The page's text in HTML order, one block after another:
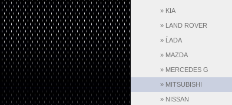
» KIA
» LAND ROVER
» ĹADA
» MAZDA
» MERCEDES G
» MITSUBISHI
» NISSAN